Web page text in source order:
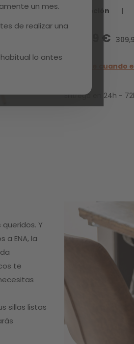
un mes.
de realizar una
lo antes
Descripción |
149,99 €
Avísame cuando
Entrega en 24h -
Y
ENA, la
te
sillas listas